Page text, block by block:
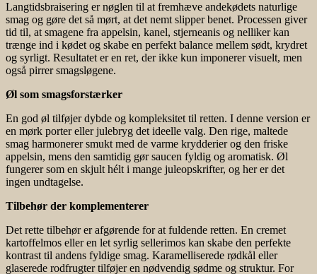
Langtidsbraisering er nøglen til at fremhæve andekødets naturlige
smag og gøre det så mørt, at det nemt slipper benet. Processen giver
tid til, at smagene fra appelsin, kanel, stjerneanis og nelliker kan
trænge ind i kødet og skabe en perfekt balance mellem sødt, krydret
og syrligt. Resultatet er en ret, der ikke kun imponerer visuelt, men
også pirrer smagsløgene.
Øl som smagsforstærker
En god øl tilføjer dybde og kompleksitet til retten. I denne version er
en mørk porter eller julebryg det ideelle valg. Den rige, maltede
smag harmonerer smukt med de varme krydderier og den friske
appelsin, mens den samtidig gør saucen fyldig og aromatisk. Øl
fungerer som en skjult hélt i mange juleopskrifter, og her er det
ingen undtagelse.
Tilbehør der komplementerer
Det rette tilbehør er afgørende for at fuldende retten. En cremet
kartoffelmos eller en let syrlig sellerimos kan skabe den perfekte
kontrast til andens fyldige smag. Karamelliserede rødkål eller
glaserede rodfrugter tilføjer en nødvendig sødme og struktur. For